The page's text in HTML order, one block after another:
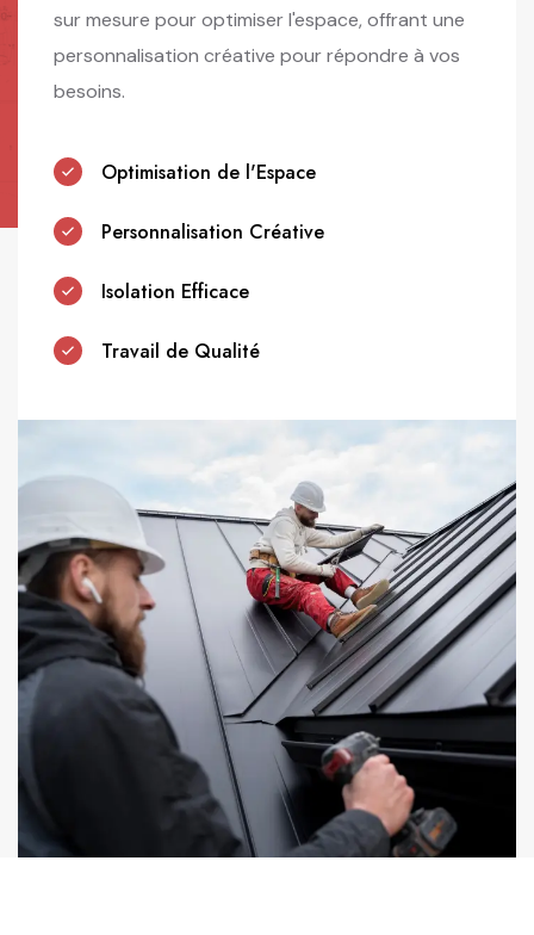
sur mesure pour optimiser l'espace, offrant une
personnalisation créative pour répondre à vos
besoins.
Optimisation de l'Espace
Personnalisation Créative
Isolation Efficace
Travail de Qualité